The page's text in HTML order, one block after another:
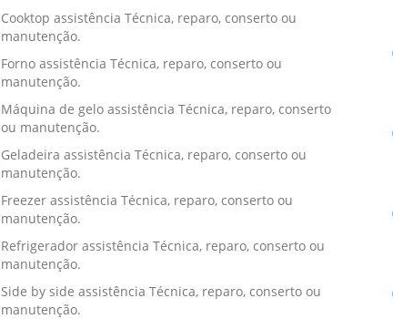
Cooktop assistência Técnica, reparo, conserto ou
manutenção.
Forno assistência Técnica, reparo, conserto ou
manutenção.
Máquina de gelo assistência Técnica, reparo, conserto
ou manutenção.
Geladeira assistência Técnica, reparo, conserto ou
manutenção.
Freezer assistência Técnica, reparo, conserto ou
manutenção.
Refrigerador assistência Técnica, reparo, conserto ou
manutenção.
Side by side assistência Técnica, reparo, conserto ou
manutenção.